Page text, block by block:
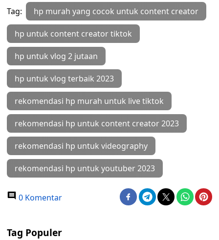
Tag: hp murah yang cocok untuk content creator
hp untuk content creator tiktok
hp untuk vlog 2 jutaan
hp untuk vlog terbaik 2023
rekomendasi hp murah untuk live tiktok
rekomendasi hp untuk content creator 2023
rekomendasi hp untuk videography
rekomendasi hp untuk youtuber 2023
0 Komentar
Tag Populer